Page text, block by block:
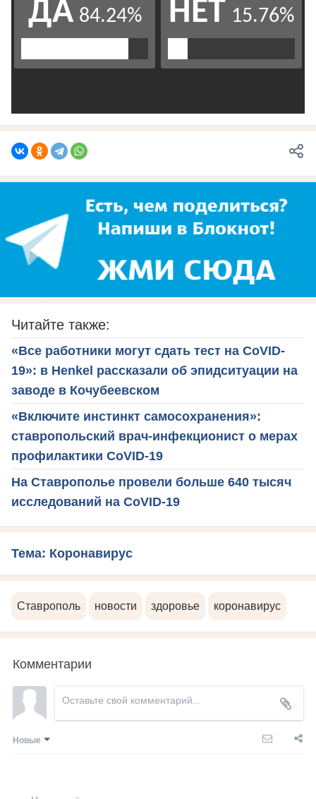
Читайте также:
«Все работники могут сдать тест на CoVID-
19»: в Henkel рассказали об эпидситуации на
заводе в Кочубеевском
«Включите инстинкт самосохранения»:
ставропольский врач-инфекционист о мерах
профилактики CoVID-19
На Ставрополье провели больше 640 тысяч
исследований на CoVID-19
Тема: Коронавирус
Ставрополь новости здоровье коронавирус
Комментарии
Новые